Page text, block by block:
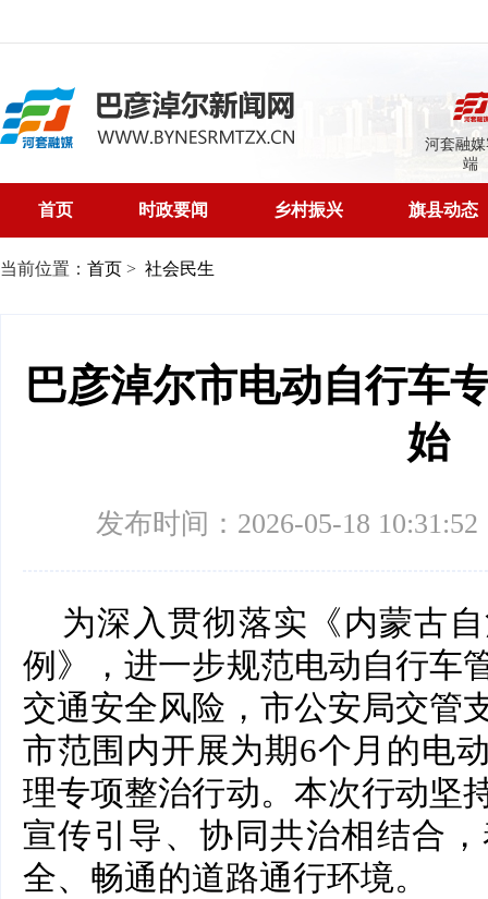
河套融
端
首页 时政要闻 乡村振兴 旗县动态
当前位置： 首页 > 社会民生
巴彦淖尔市电动自行车
始
发布时间：2026-05-18 10:31:52
为深入贯彻落实《内蒙古
例》，进一步规范电动自行车
交通安全风险，市公安局交管
市范围内开展为期6个月的电
理专项整治行动。本次行动坚
宣传引导、协同共治相结合
全、畅通的道路通行环境。